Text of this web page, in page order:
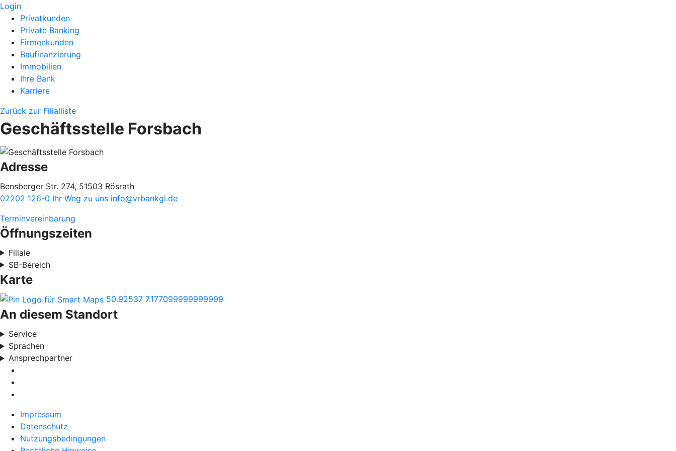
Login
Privatkunden
Private Banking
Firmenkunden
Baufinanzierung
Immobilien
Ihre Bank
Karriere
Zurück zur Filialliste
Geschäftsstelle Forsbach
Adresse
Bensberger Str. 274, 51503 Rösrath
02202 126-0 Ihr Weg zu uns info@vrbankgl.de
Terminvereinbarung
Öffnungszeiten
Filiale
SB-Bereich
Karte
50.92537 7.177099999999999
An diesem Standort
Service
Sprachen
Ansprechpartner
Impressum
Datenschutz
Nutzungsbedingungen